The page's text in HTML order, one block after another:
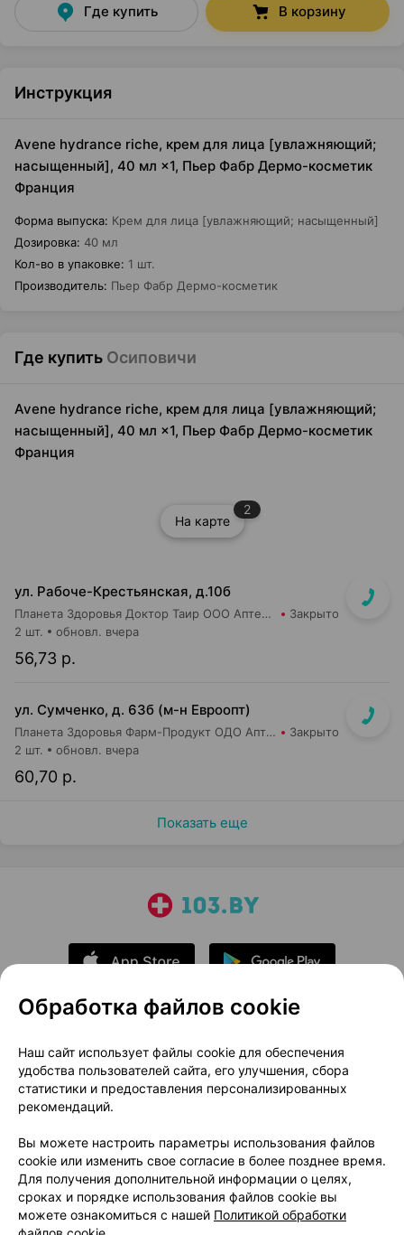
Где купить В корзину
Инструкция
Avene hydrance riche, крем для лица [увлажняющий;
насыщенный], 40 мл ×1, Пьер Фабр Дермо-косметик
Франция
Форма выпуска: Крем для лица [увлажняющий; насыщенный]
Дозировка: 40 мл
Кол-во в упаковке: 1 шт.
Производитель: Пьер Фабр Дермо-косметик
Где купить Осиповичи
Avene hydrance riche, крем для лица [увлажняющий;
насыщенный], 40 мл ×1, Пьер Фабр Дермо-косметик
Франция
На карте
2
ул. Рабоче-Крестьянская, д.10б
Планета Здоровья Доктор Таир ООО Аптека №29 Закрыто
56,73 р.
2 шт. обновл. вчера
ул. Сумченко, д. 63б (м-н Евроопт)
Планета Здоровья Фарм-Продукт ОДО Аптека №13 Закрыто
60,70 р.
2 шт. обновл. вчера
Показать еще
О проекте
Новости проекта
Размещение рекламы
Медицинский маркетинг
Публичный договор
Доставка
Способы оплаты
Вакансии
Партнеры
Написать руководителю 103.by
Написать в поддержку
Персональные настройки Cookie
Обработка файлов cookie
Наш сайт использует файлы cookie для обеспечения
удобства пользователей сайта, его улучшения, сбора
статистики и предоставления персонализированных
рекомендаций.
Вы можете настроить параметры использования файлов
cookie или изменить свое согласие в более позднее время.
Для получения дополнительной информации о целях,
сроках и порядке использования файлов cookie вы
можете ознакомиться с нашей Политикой обработки